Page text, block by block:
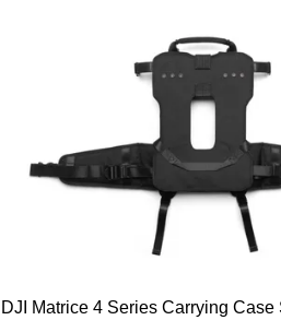
DJI Matrice 4 Series Carrying Case